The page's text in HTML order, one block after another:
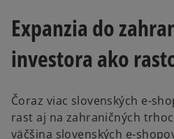
Expanzia do
investora ako
Čoraz viac slovenských e-
rast aj na zahraničných
väčšina slovenských e-